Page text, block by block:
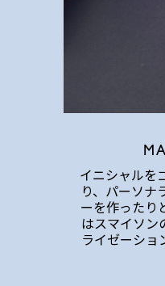
イニシャルを
り、パーソナ
ーを作ったり
はスマイソン
ライゼーショ